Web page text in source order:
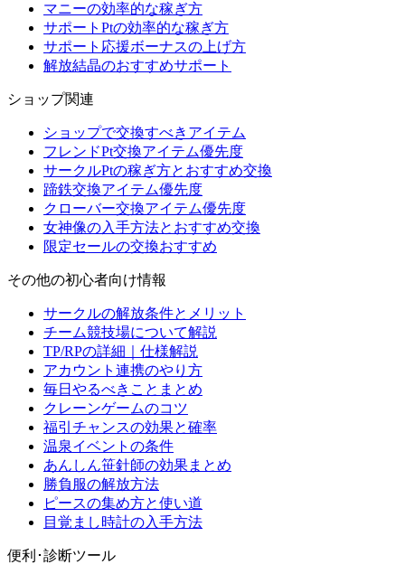
マニーの効率的な稼ぎ方
サポートPtの効率的な稼ぎ方
サポート応援ボーナスの上げ方
解放結晶のおすすめサポート
ショップ関連
ショップで交換すべきアイテム
フレンドPt交換アイテム優先度
サークルPtの稼ぎ方とおすすめ交換
蹄鉄交換アイテム優先度
クローバー交換アイテム優先度
女神像の入手方法とおすすめ交換
限定セールの交換おすすめ
その他の初心者向け情報
サークルの解放条件とメリット
チーム競技場について解説
TP/RPの詳細｜仕様解説
アカウント連携のやり方
毎日やるべきことまとめ
クレーンゲームのコツ
福引チャンスの効果と確率
温泉イベントの条件
あんしん笹針師の効果まとめ
勝負服の解放方法
ピースの集め方と使い道
目覚まし時計の入手方法
便利･診断ツール